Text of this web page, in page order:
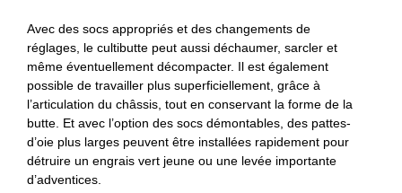
Avec des socs appropriés et des changements de
réglages, le cultibutte peut aussi déchaumer, sarcler et
même éventuellement décompacter. Il est également
possible de travailler plus superficiellement, grâce à
l’articulation du châssis, tout en conservant la forme de la
butte. Et avec l’option des socs démontables, des pattes-
d’oie plus larges peuvent être installées rapidement pour
détruire un engrais vert jeune ou une levée importante
d’adventices.